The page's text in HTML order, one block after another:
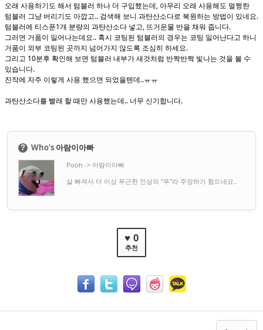
오래 사용하기도 해서 텀블러 하나 더 구입했는데, 아무리 오래 사용해도 멀쩡한
텀블러 그냥 버리기도 아깝고.. 검색해 보니 과탄산소다로 복원하는 방법이 있네요.
텀블러에 티스푼1개 분량의 과탄산소다 넣고, 뜨거운물 반을 채워 줍니다.
그러면 거품이 일어나는데요.. 혹시 코팅된 텀블러의 경우는 코팅 일어난다고 하니
거품이 외부 코팅된 곳까지 넘어가지 않도록 조심히 하세요.
그리고 10분후 확인해 보면 텀블러 내부가 새것처럼 반짝반짝 빛나는 것을 볼 수
있습니다.
진작에 자주 이렇게 사용 했으면 되었을텐데..ㅠㅠ
과탄산소다를 빨래 할 때만 사용했는데.. 너무 신기합니다.
? Who's 아람이아빠
Pooh -> 아람이아빠
살 빠져서 더 이상 푸근한 인상의 "푸"라 주장하기 힘드네요..
♥ 0
추천